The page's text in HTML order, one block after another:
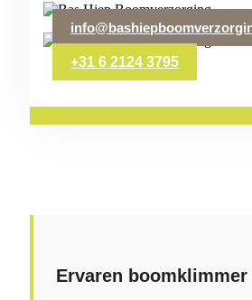
+31 6 2124 3795
Ervaren boomklimmer